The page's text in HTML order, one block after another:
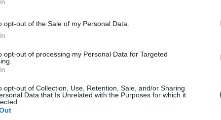
opt-out of the Sale of my Personal Data.
opt-out of processing my Personal Data for Targeted
opt-out of Collection, Use, Retention, Sale, and/or Sharing
Data that Is Unrelated with the Purposes for which it
ilgalaikė problema – didelė dalis žolės šaknų
veją
darbo: lengvai išgrėbti pažeistas vietas. Tai